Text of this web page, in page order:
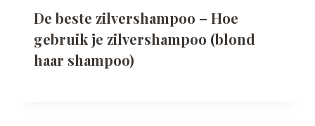
De beste zilvershampoo – Hoe
gebruik je zilvershampoo (blond
haar shampoo)